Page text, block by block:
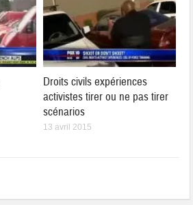
Droits civils expériences
activistes tirer ou ne pas tirer
scénarios
13 avril 2015